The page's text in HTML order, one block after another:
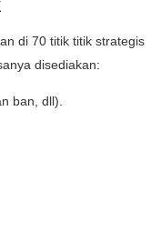
di 70 titik titik strategis
disediakan:
ban, dll).